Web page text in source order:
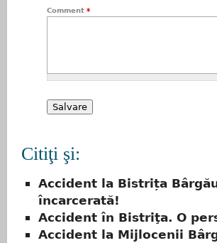
Comment *
Citiţi şi:
Accident la Bistrița
încarcerată!
Accident în Bistriţa. O
Accident la Mijlocenii